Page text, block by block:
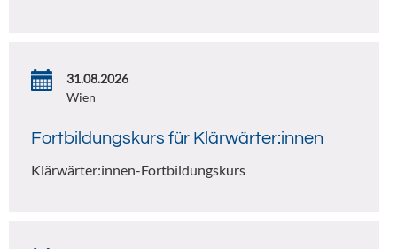
31.08.2026
Wien
Fortbildungskurs für Klärwärter:innen
Klärwärter:innen-Fortbildungskurs